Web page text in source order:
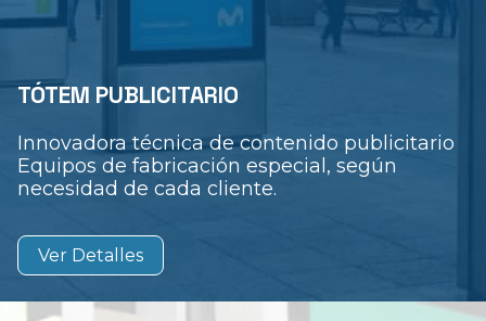
TÓTEM PUBLICITARIO
Innovadora técnica de contenido publicitario
Equipos de fabricación especial, según
necesidad de cada cliente.
Ver Detalles